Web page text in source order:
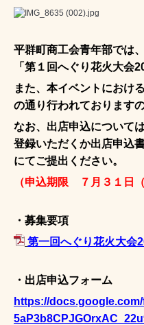
平群町商工会青年部では
「第１回へぐり花火大会
また、本イベントにおけ
の通り行われております
なお、出店申込について
登録いただくか出店申込
にてご提出ください。
（申込期限 ７月３１日（
・募集要項
第一回へぐり花火大会
・出店申込フォーム
https://